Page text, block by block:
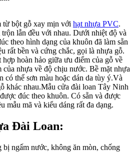
từ bột gỗ xay mịn với hạt nhựa PVC.
lẫn đều với nhau. Dưới nhiệt độ và
theo hình dạng của khuôn đã làm sẵn
rất bền và cứng chắc, gọi là nhựa gỗ.
hoàn hảo giữa ưu điểm của gỗ về
nhựa về độ chịu nước. Bề mặt nhựa
có thể sơn màu hoặc dán da tùy ý.Và
khác nhau.Mẫu cửa đài loan Tây Ninh
đúc theo khuôn. Có sẵn và được
mẫu mã và kiểu dáng rất đa dạng.
Đài Loan:
ngấm nước, không ăn mòn, chống